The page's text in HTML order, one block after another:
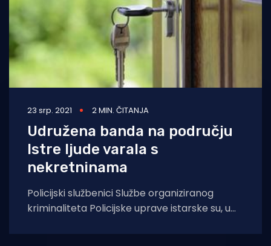
23 srp. 2021 2 MIN. ČITANJA
Udružena banda na području
Istre ljude varala s
nekretninama
Policijski službenici Službe organiziranog
kriminaliteta Policijske uprave istarske su, u
organiziranog kriminaliteta, proveli